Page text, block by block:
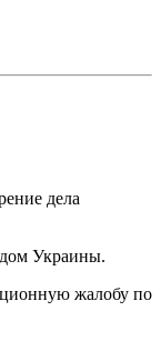
дела
Украины.
жалобу по